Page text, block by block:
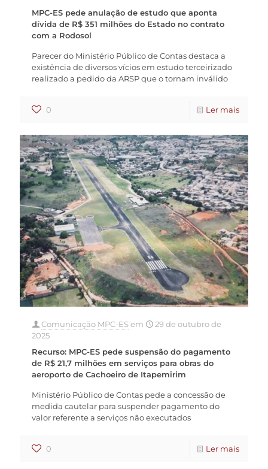
MPC-ES pede anulação de estudo que aponta
dívida de R$ 351 milhões do Estado no contrato
com a Rodosol
Parecer do Ministério Público de Contas destaca a
existência de diversos vícios em estudo terceirizado
realizado a pedido da ARSP que o tornam inválido
0 Ler mais
Comunicação MPC-ESem
29 de outubro de
2025
Recurso: MPC-ES pede suspensão do pagamento
de R$ 21,7 milhões em serviços para obras do
aeroporto de Cachoeiro de Itapemirim
Ministério Público de Contas pede a concessão de
medida cautelar para suspender pagamento do
valor referente a serviços não executados
0 Ler mais